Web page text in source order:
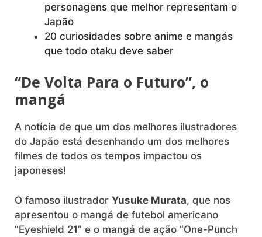
personagens que melhor representam o
Japão
20 curiosidades sobre anime e mangás
que todo otaku deve saber
“De Volta Para o Futuro”, o
mangá
A notícia de que um dos melhores ilustradores
do Japão está desenhando um dos melhores
filmes de todos os tempos impactou os
japoneses!
O famoso ilustrador Yusuke Murata, que nos
apresentou o mangá de futebol americano
“Eyeshield 21” e o mangá de ação “One-Punch